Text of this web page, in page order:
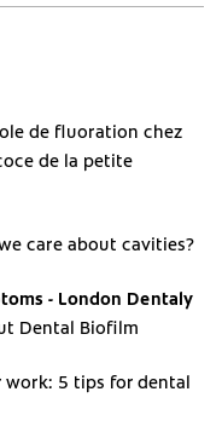
de fluoration chez
de la petite
care about cavities?
- London Dentaly
Dental Biofilm
5 tips for dental